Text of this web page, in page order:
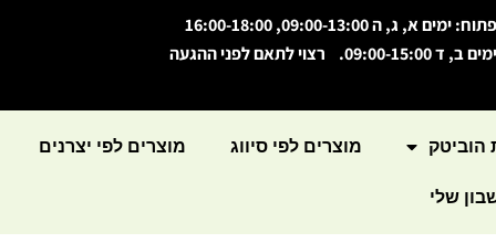
ימים א, ג, ה 09:00-13:00, 16:00-18:00
ב, ד 09:00-15:00. רצוי לתאם לפני ההגעה
הוביטק מוצרים לפי סיווג מוצרים לפי יצרנים
שלי